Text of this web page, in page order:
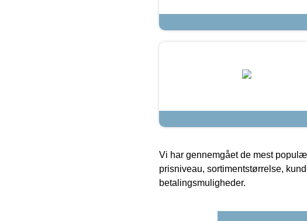
Vi har gennemgået de mest
prisniveau, sortimentstørrelse,
betalingsmuligheder.